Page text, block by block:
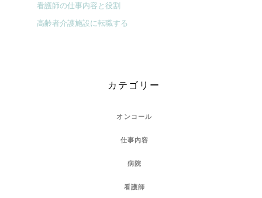
看護師の仕事内容と役割
高齢者介護施設に転職する
カテゴリー
オンコール
仕事内容
病院
看護師